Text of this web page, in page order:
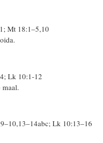
Mt 18:1–5,10
Lk 10:1-12
maal.
Lk 10:13–16